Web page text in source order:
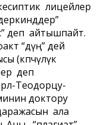
лицейлер
деп айтышпайт.
“дүң” дей
(көпчүлүк
деп
Теодорцу-
доктору
ала